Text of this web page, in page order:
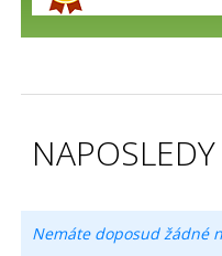
Nemáte doposud žádné